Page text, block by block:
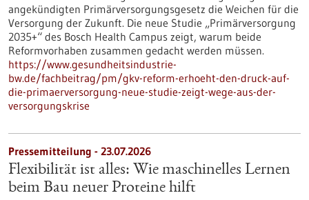
angekündigten Primärversorgungsgesetz die Weichen für die
Versorgung der Zukunft. Die neue Studie „Primärversorgung
2035+“ des Bosch Health Campus zeigt, warum beide
Reformvorhaben zusammen gedacht werden müssen.
https://www.gesundheitsindustrie-
bw.de/fachbeitrag/pm/gkv-reform-erhoeht-den-druck-auf-
die-primaerversorgung-neue-studie-zeigt-wege-aus-der-
versorgungskrise
Pressemitteilung - 23.07.2026
Flexibilität ist alles: Wie maschinelles Lernen
beim Bau neuer Proteine hilft